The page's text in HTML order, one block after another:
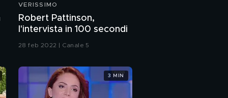
Salemi
Pierpaolo Pretelli:
VERISSIMO
Robert Pattinson,
l'intervista in 100 secondi
28 feb 2022 | Canale 5
3 MIN